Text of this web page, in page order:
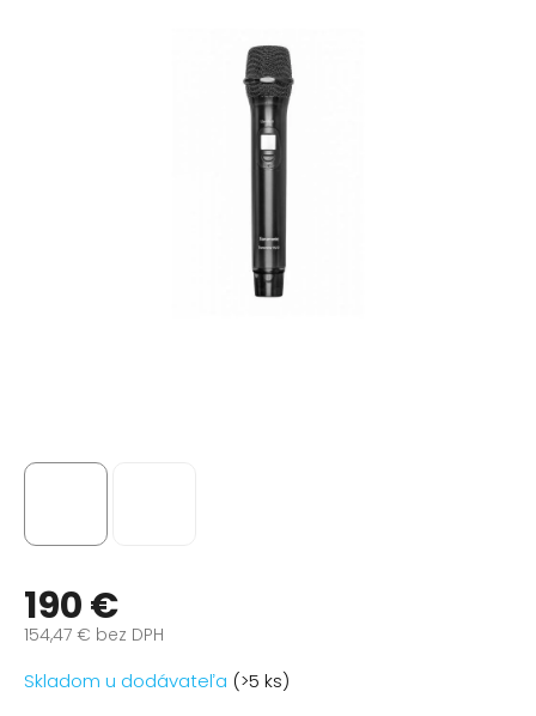
190 €
154,47 € bez DPH
Jednotková
cena:
Skladom u dodávateľa (>5 ks)